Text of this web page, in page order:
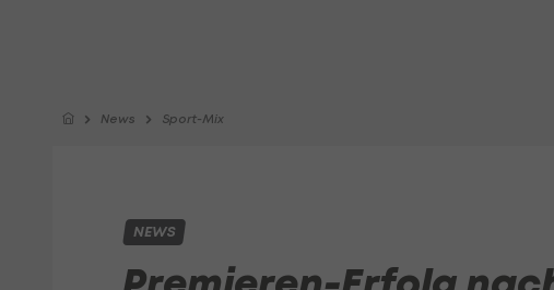
News Sport-Mix
NEWS